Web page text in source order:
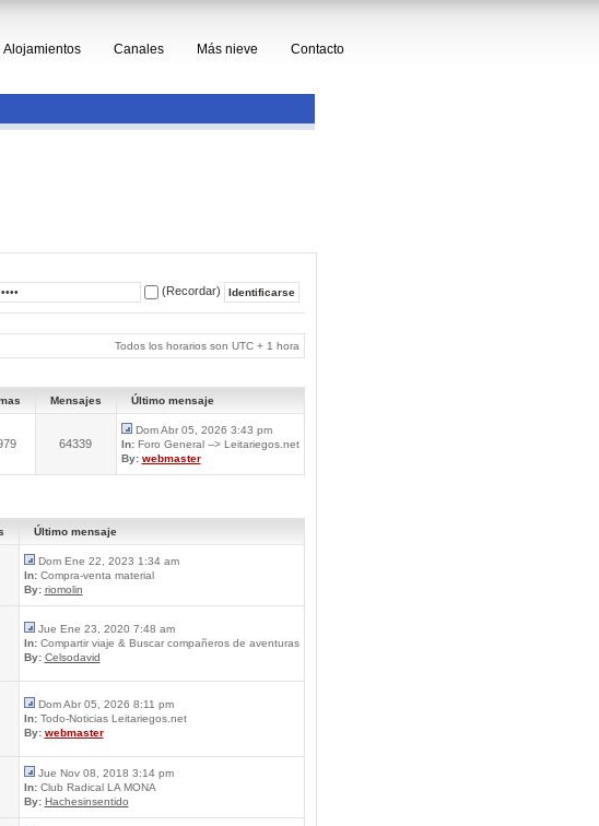
Alojamientos Canales Más nieve Contacto
(Recordar)
Todos los horarios son UTC + 1 hora
Mensajes Último mensaje
64339
Dom Abr 05, 2026 3:43 pm
In:Foro General --> Leitariegos.net
By: webmaster
Último mensaje
Dom Ene 22, 2023 1:34 am
In:Compra-venta material
By: riomolin
Jue Ene 23, 2020 7:48 am
In:Compartir viaje & Buscar compañeros de aventuras
By: Celsodavid
Dom Abr 05, 2026 8:11 pm
In:Todo-Noticias Leitariegos.net
By: webmaster
Jue Nov 08, 2018 3:14 pm
In:Club Radical LA MONA
By: Hachesinsentido